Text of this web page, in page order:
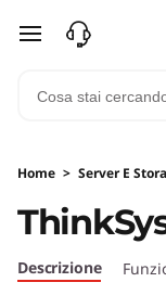
T
n
k
S
passa a
Home > Server E
Descrizione